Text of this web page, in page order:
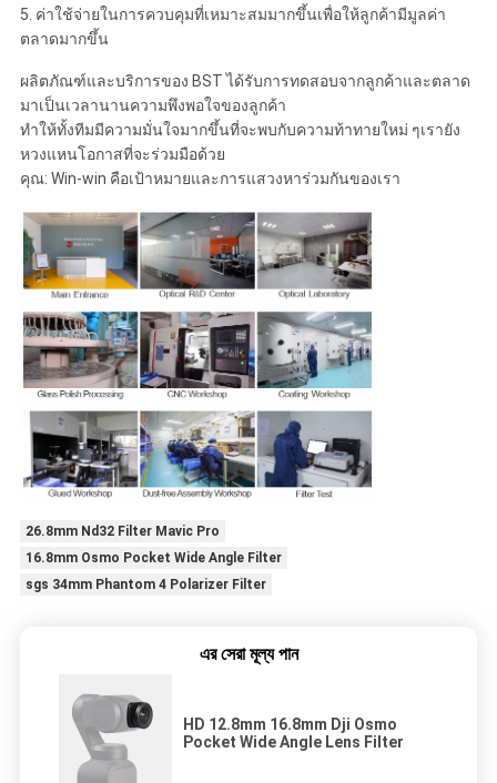
5. ค่าใช้จ่ายในการควบคุมที่เหมาะสมมากขึ้นเพื่อให้ลูกค้ามีมูลค่า
ตลาดมากขึ้น
ผลิตภัณฑ์และบริการของ BST ได้รับการทดสอบจากลูกค้าและตลาด
มาเป็นเวลานานความพึงพอใจของลูกค้า
ทำให้ทั้งทีมมีความมั่นใจมากขึ้นที่จะพบกับความท้าทายใหม่ ๆเรายัง
หวงแหนโอกาสที่จะร่วมมือด้วย
คุณ: Win-win คือเป้าหมายและการแสวงหาร่วมกันของเรา
26.8mm Nd32 Filter Mavic Pro
16.8mm Osmo Pocket Wide Angle Filter
sgs 34mm Phantom 4 Polarizer Filter
এর সেরা মূল্য পান
HD 12.8mm 16.8mm Dji Osmo
Pocket Wide Angle Lens Filter